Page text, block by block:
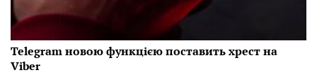
Telegram новою функцією поставить хрест на
Viber